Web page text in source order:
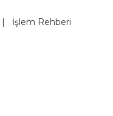
| İşlem Rehberi